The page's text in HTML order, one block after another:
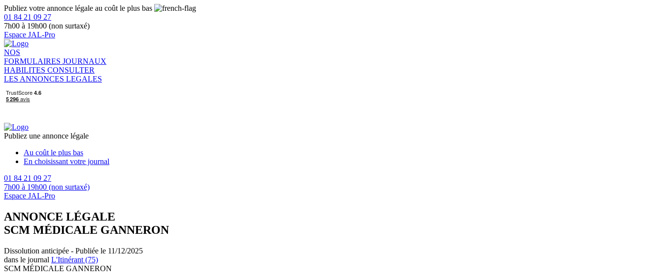
Publiez votre annonce légale au coût le plus bas
01 84 21 09 27
7h00 à 19h00 (non surtaxé)
Espace JAL-Pro
NOS
FORMULAIRES JOURNAUX
HABILITES CONSULTER
LES ANNONCES LEGALES
Publiez une annonce légale
Au coût le plus bas
En choisissant votre journal
01 84 21 09 27
7h00 à 19h00 (non surtaxé)
Espace JAL-Pro
ANNONCE LÉGALE
SCM MÉDICALE GANNERON
Dissolution anticipée - Publiée le 11/12/2025
dans le journal L'Itinérant (75)
SCM MÉDICALE GANNERON